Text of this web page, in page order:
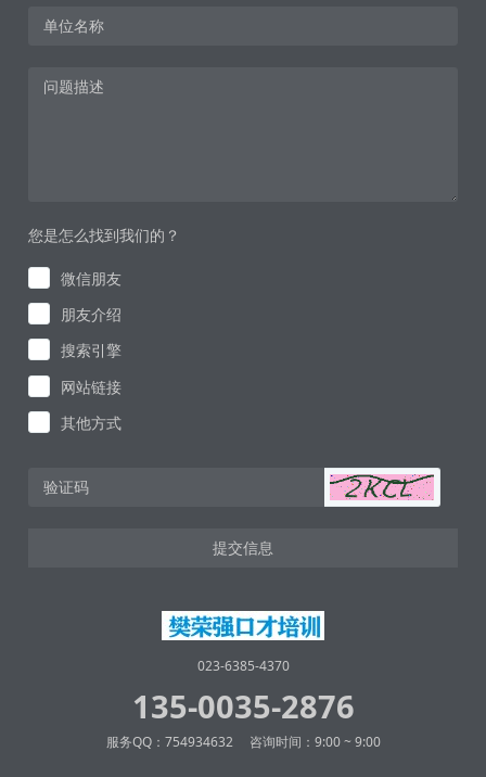
您是怎么找到我们的？
微信朋友
朋友介绍
搜索引擎
网站链接
其他方式
提交信息
023-6385-4370
135-0035-2876
服务QQ：754934632 咨询时间：9:00 ~ 9:00